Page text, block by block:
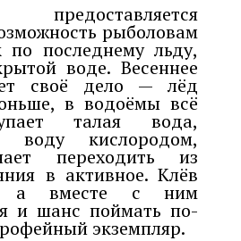
рыболовам
по последнему льду,
воде. Весеннее
своё дело — лёд
в водоёмы всё
талая вода,
воду кислородом,
переходить из
в активное. Клёв
а вместе с ним
и шанс поймать по-
экземпляр.